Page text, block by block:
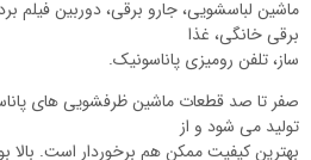
ماشین لباسشویی، جارو برقی، دوربین فیلم
برقی خانگی، غذا
ساز، تلفن رومیزی پاناسونیک.
صفر تا صد قطعات ماشین ظرفشویی های
تولید می شود و از
بهترین کیفیت ممکن هم برخوردار است.